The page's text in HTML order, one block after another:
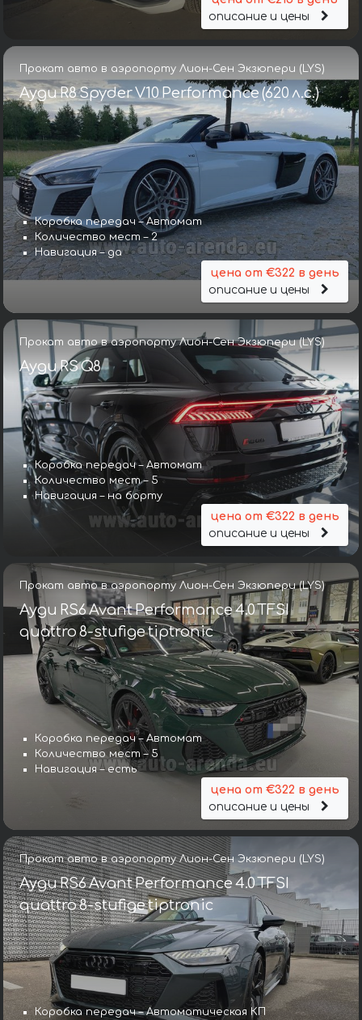
описание и цены
Прокат авто в аэропорту Лион-Сен Экзюпери (LYS)
Ауди R8 Spyder V10 Performance (620 л.с.)
Коробка передач – Автомат
Количество мест – 2
Навигация – да
цена от €322 в день
описание и цены
Прокат авто в аэропорту Лион-Сен Экзюпери (LYS)
Ауди RS Q8
Коробка передач – Автомат
Количество мест – 5
Навигация – на борту
цена от €322 в день
описание и цены
Прокат авто в аэропорту Лион-Сен Экзюпери (LYS)
Ауди RS6 Avant Performance 4.0 TFSI
quattro 8-stufige tiptronic
Коробка передач – Автомат
Количество мест – 5
Навигация – есть
цена от €322 в день
описание и цены
Прокат авто в аэропорту Лион-Сен Экзюпери (LYS)
Ауди RS6 Avant Performance 4.0 TFSI
quattro 8-stufige tiptronic
Коробка передач – Автоматическая КП